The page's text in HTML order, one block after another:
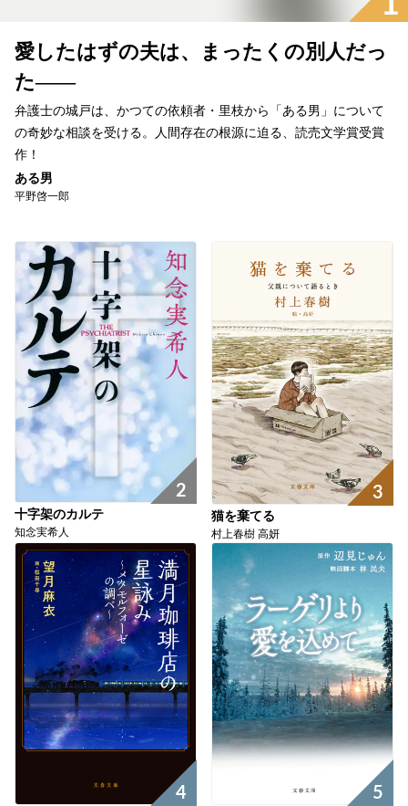
愛したはずの夫は、まったくの別人だっ
た――
弁護士の城戸は、かつての依頼者・里枝から「ある男」について
の奇妙な相談を受ける。人間存在の根源に迫る、読売文学賞受賞
作！
ある男
平野啓一郎
2
十字架のカルテ
知念実希人
3
猫を棄てる
村上春樹 高妍
4 5